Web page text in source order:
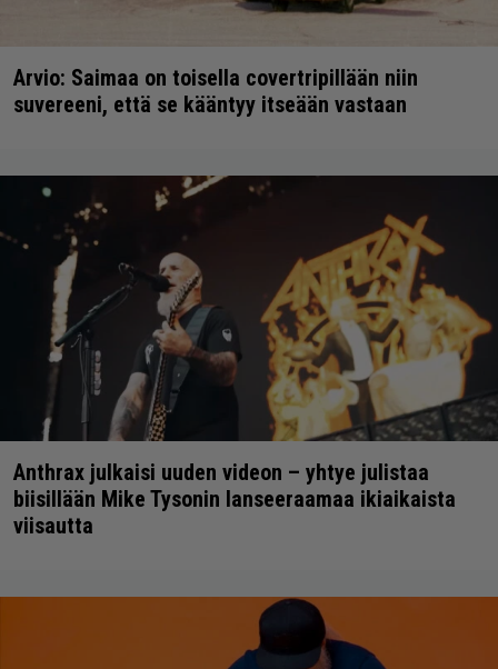
Arvio: Saimaa on toisella covertripillään niin
suvereeni, että se kääntyy itseään vastaan
Anthrax julkaisi uuden videon – yhtye julistaa
biisillään Mike Tysonin lanseeraamaa ikiaikaista
viisautta